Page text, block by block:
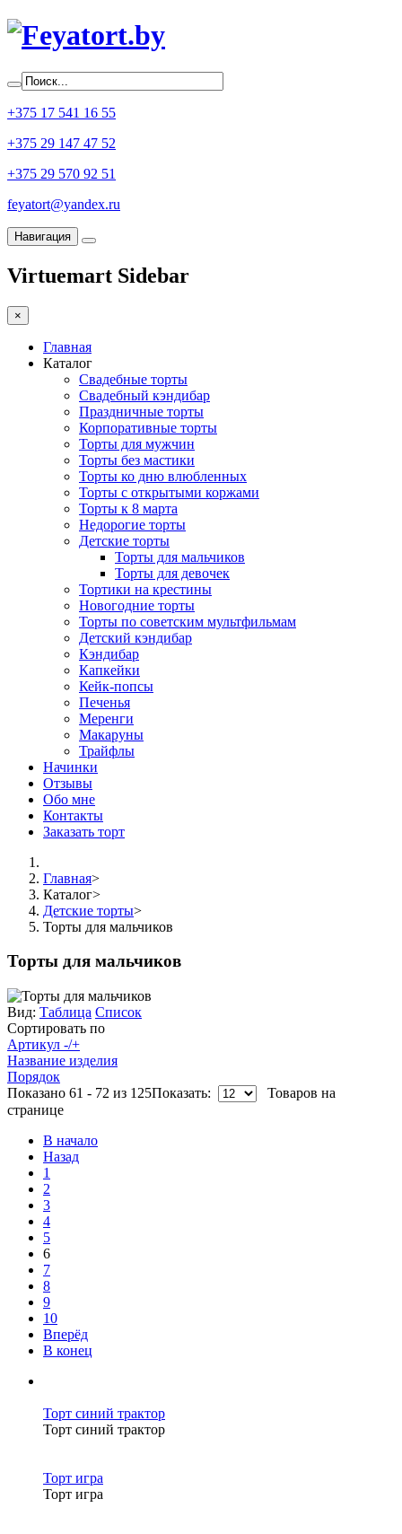
+375 17 541 16 55
+375 29 147 47 52
+375 29 570 92 51
feyatort@yandex.ru
Навигация
Virtuemart Sidebar
×
Главная
Каталог
Свадебные торты
Свадебный кэндибар
Праздничные торты
Корпоративные торты
Торты для мужчин
Торты без мастики
Торты ко дню влюбленных
Торты с открытыми коржами
Торты к 8 марта
Недорогие торты
Детские торты
Торты для мальчиков
Торты для девочек
Тортики на крестины
Новогодние торты
Торты по советским мультфильмам
Детский кэндибар
Кэндибар
Капкейки
Кейк-попсы
Печенья
Меренги
Макаруны
Трайфлы
Начинки
Отзывы
Обо мне
Контакты
Заказать торт
Главная>
Каталог>
Детские торты>
Торты для мальчиков
Торты для мальчиков
Вид: Таблица Список
Сортировать по
Артикул -/+
Название изделия
Порядок
Показано 61 - 72 из 125Показать:
Товаров на
странице
В начало
Назад
1
2
3
4
5
6
7
8
9
10
Вперёд
В конец
Торт синий трактор
Торт синий трактор
Торт игра
Торт игра